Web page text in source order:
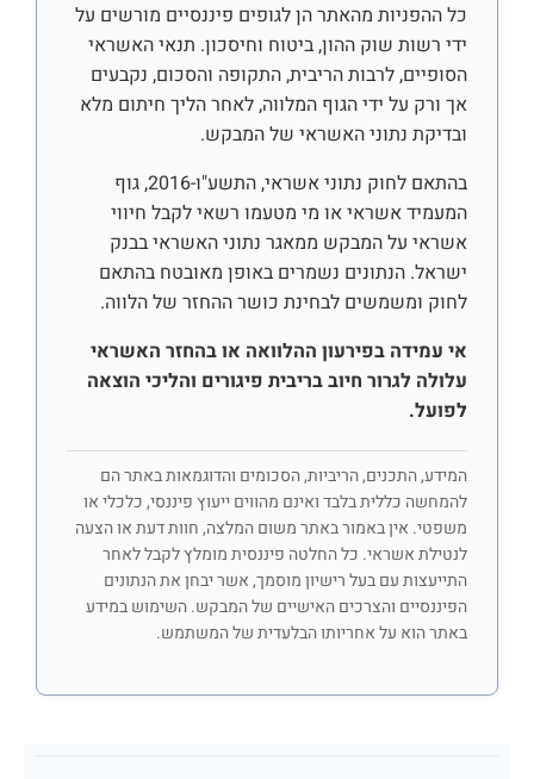
כל ההפניות מהאתר הן לגופים פיננסיים מורשים על
ידי רשות שוק ההון, ביטוח וחיסכון. תנאי האשראי
הסופיים, לרבות הריבית, התקופה והסכום, נקבעים
אך ורק על ידי הגוף המלווה, לאחר הליך חיתום מלא
ובדיקת נתוני האשראי של המבקש.
בהתאם לחוק נתוני אשראי, התשע"ו-2016, גוף
המעמיד אשראי או מי מטעמו רשאי לקבל חיווי
אשראי על המבקש ממאגר נתוני האשראי בבנק
ישראל. הנתונים נשמרים באופן מאובטח בהתאם
לחוק ומשמשים לבחינת כושר ההחזר של הלווה.
אי עמידה בפירעון ההלוואה או בהחזר האשראי
עלולה לגרור חיוב בריבית פיגורים והליכי הוצאה
לפועל.
המידע, התכנים, הריביות, הסכומים והדוגמאות באתר הם
להמחשה כללית בלבד ואינם מהווים ייעוץ פיננסי, כלכלי או
משפטי. אין באמור באתר משום המלצה, חוות דעת או הצעה
לנטילת אשראי. כל החלטה פיננסית מומלץ לקבל לאחר
התייעצות עם בעל רישיון מוסמך, אשר יבחן את הנתונים
הפיננסיים והצרכים האישיים של המבקש. השימוש במידע
באתר הוא על אחריותו הבלעדית של המשתמש.